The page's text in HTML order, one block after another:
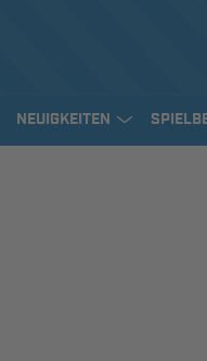
NEUIGKEITEN